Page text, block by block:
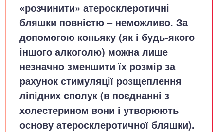
«розчинити» атеросклеротичні
бляшки повністю – неможливо. За
допомогою коньяку (як і будь-якого
іншого алкоголю) можна лише
незначно зменшити їх розмір за
рахунок стимуляції розщеплення
ліпідних сполук (в поєднанні з
холестерином вони і утворюють
основу атеросклеротичної бляшки).